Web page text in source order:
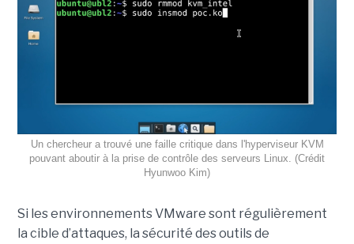
Un chercheur a trouvé une faille critique dans l'hyperviseur KVM
pouvant aboutir à la prise de contrôle des serveurs Linux. (Crédit
Hyunwoo Kim)
Si les environnements VMware sont régulièrement
la cible d’attaques, la sécurité des outils de